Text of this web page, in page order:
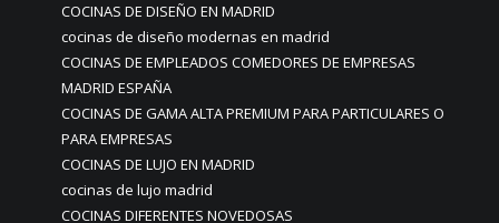
COCINAS DE DISEÑO EN MADRID
cocinas de diseño modernas en madrid
COCINAS DE EMPLEADOS COMEDORES DE EMPRESAS
MADRID ESPAÑA
COCINAS DE GAMA ALTA PREMIUM PARA PARTICULARES O
PARA EMPRESAS
COCINAS DE LUJO EN MADRID
cocinas de lujo madrid
COCINAS DIFERENTES NOVEDOSAS